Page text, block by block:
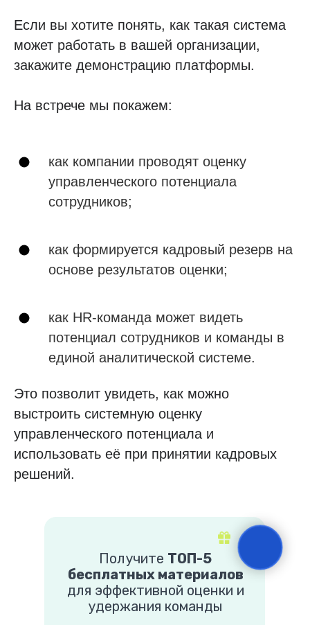
Если вы хотите понять, как такая система
может работать в вашей организации,
закажите демонстрацию платформы.
На встрече мы покажем:
как компании проводят оценку
управленческого потенциала
сотрудников;
как формируется кадровый резерв на
основе результатов оценки;
как HR-команда может видеть
потенциал сотрудников и команды в
единой аналитической системе.
Это позволит увидеть, как можно
выстроить системную оценку
управленческого потенциала и
использовать её при принятии кадровых
решений.
Получите ТОП-5
бесплатных материалов
для эффективной оценки и
удержания команды